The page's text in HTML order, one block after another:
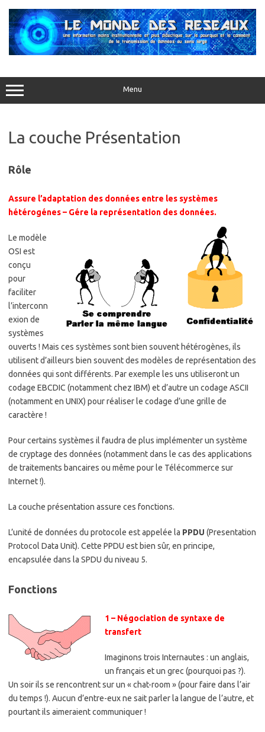
contenu
Menu
La couche Présentation
Rôle
Assure l’adaptation des données entre les systèmes
hétérogénes – Gére la représentation des données.
Le modèle
OSI est
conçu
pour
faciliter
l’interconn
exion de
systèmes
ouverts ! Mais ces systèmes sont bien souvent hétérogènes, ils
utilisent d’ailleurs bien souvent des modèles de représentation des
données qui sont différents. Par exemple les uns utiliseront un
codage EBCDIC (notamment chez IBM) et d’autre un codage ASCII
(notamment en UNIX) pour réaliser le codage d’une grille de
caractère !
Pour certains systèmes il faudra de plus implémenter un système
de cryptage des données (notamment dans le cas des applications
de traitements bancaires ou même pour le Télécommerce sur
Internet !).
La couche présentation assure ces fonctions.
L’unité de données du protocole est appelée la PPDU (Presentation
Protocol Data Unit). Cette PPDU est bien sûr, en principe,
encapsulée dans la SPDU du niveau 5.
Fonctions
1 – Négociation de syntaxe de
transfert
Imaginons trois Internautes : un anglais,
un français et un grec (pourquoi pas ?).
Un soir ils se rencontrent sur un « chat-room » (pour faire dans l’air
du temps !). Aucun d’entre-eux ne sait parler la langue de l’autre, et
pourtant ils aimeraient communiquer !